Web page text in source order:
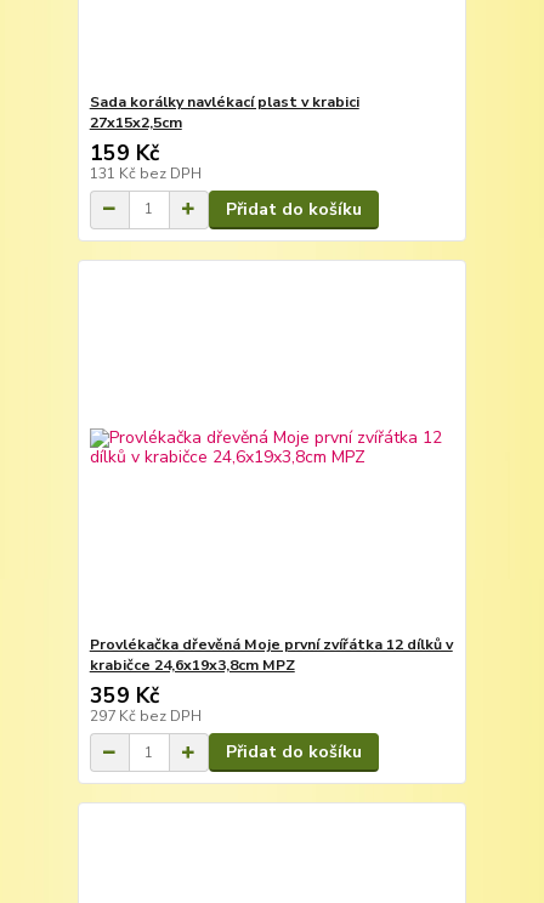
Sada korálky navlékací plast v krabici
27x15x2,5cm
159 Kč
131 Kč bez DPH
Přidat do košíku
Provlékačka dřevěná Moje první zvířátka 12 dílků v
krabičce 24,6x19x3,8cm MPZ
359 Kč
297 Kč bez DPH
Přidat do košíku